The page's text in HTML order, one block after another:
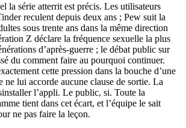
la série atterrit est précis. Les utilisateurs
reculent depuis deux ans ; Pew suit la
sous trente ans dans la même direction
Z déclare la fréquence sexuelle la plus
d’après-guerre ; le débat public sur
du comment faire au pourquoi continuer.
cette pression dans la bouche d’une
lui accorde aucune clause de sortie. La
l’appli. Le public, si. Toute la
tient dans cet écart, et l’équipe le sait
ne pas faire la leçon.